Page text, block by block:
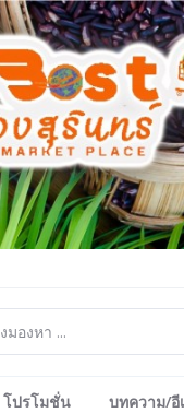
โปรโมชั่น บทความ/อี